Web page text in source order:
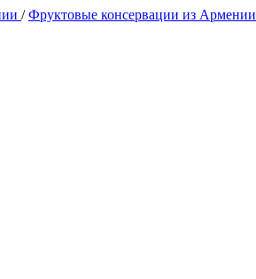
/Фруктовые консервации из Армении